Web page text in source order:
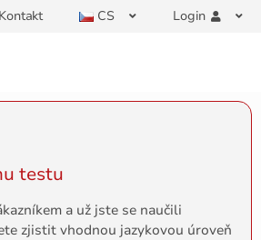
Kontakt CS Login
testu
a už jste se naučili
zjistit vhodnou jazykovou úroveň